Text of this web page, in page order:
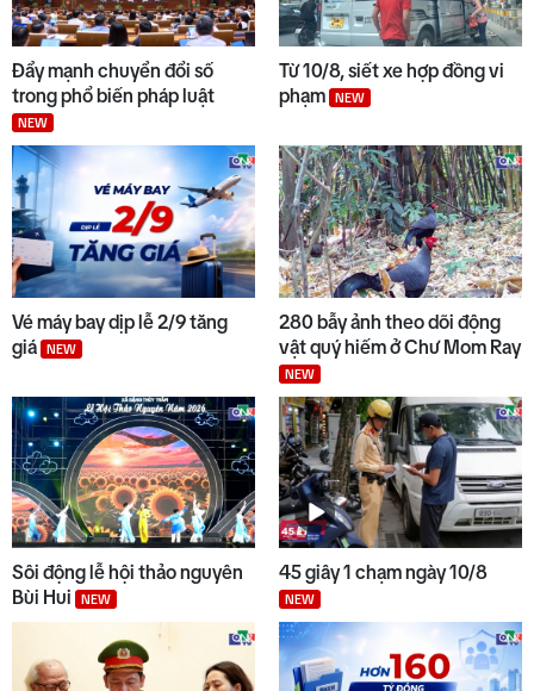
Đẩy mạnh chuyển đổi số
trong phổ biến pháp luật
NEW
Từ 10/8, siết xe hợp đồng vi
phạm
NEW
Vé máy bay dịp lễ 2/9 tăng
giá
NEW
280 bẫy ảnh theo dõi động
vật quý hiếm ở Chư Mom Ray
NEW
Sôi động lễ hội thảo nguyên
Bùi Hui
NEW
45 giây 1 chạm ngày 10/8
NEW